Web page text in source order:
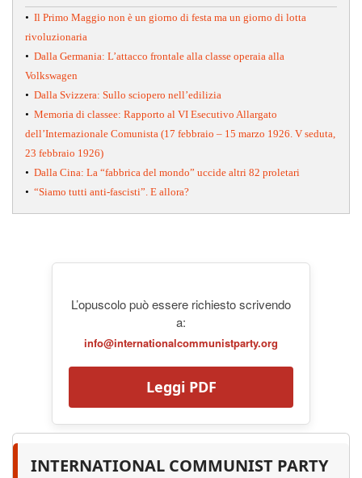
• Il Primo Maggio non è un giorno di festa ma un giorno di lotta
rivoluzionaria
• Dalla Germania: L’attacco frontale alla classe operaia alla
Volkswagen
• Dalla Svizzera: Sullo sciopero nell’edilizia
• Memoria di classee: Rapporto al VI Esecutivo Allargato
dell’Internazionale Comunista (17 febbraio – 15 marzo 1926. V seduta,
23 febbraio 1926)
• Dalla Cina: La “fabbrica del mondo” uccide altri 82 proletari
• “Siamo tutti anti-fascisti”. E allora?
L’opuscolo può essere richiesto scrivendo
a:
info@internationalcommunistparty.org
Leggi PDF
INTERNATIONAL COMMUNIST PARTY